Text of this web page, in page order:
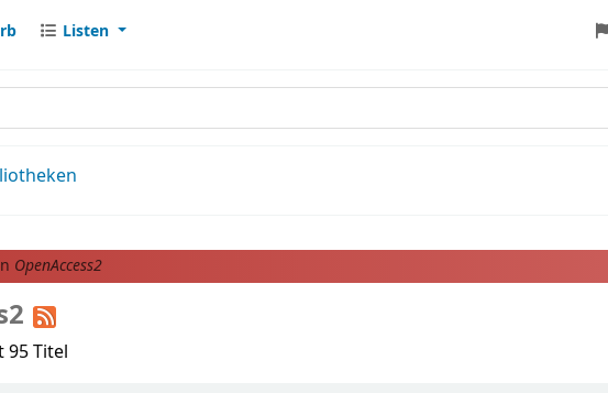
Listen
OpenAccess2
95 Titel